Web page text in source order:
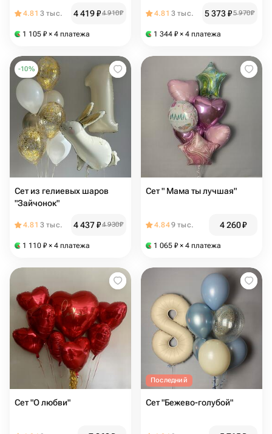
4.81 3 тыс. 4 419₽4 910₽
1 105 ₽ × 4 платежа
4.81 3 тыс. 5 373₽5 970₽
1 344 ₽ × 4 платежа
-10%
Сет из гелиевых шаров
"Зайчонок"
4.81 3 тыс. 4 437₽4 930₽
1 110 ₽ × 4 платежа
Сет " Мама ты лучшая"
4.849 тыс. 4 260₽
1 065 ₽ × 4 платежа
Сет "О любви"
Последний
Сет "Бежево-голубой"